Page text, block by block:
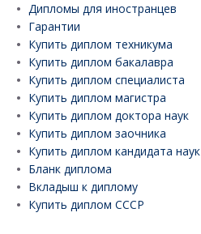
Дипломы для иностранцев
Гарантии
Купить диплом техникума
Купить диплом бакалавра
Купить диплом специалиста
Купить диплом магистра
Купить диплом доктора наук
Купить диплом заочника
Купить диплом кандидата наук
Бланк диплома
Вкладыш к диплому
Купить диплом СССР